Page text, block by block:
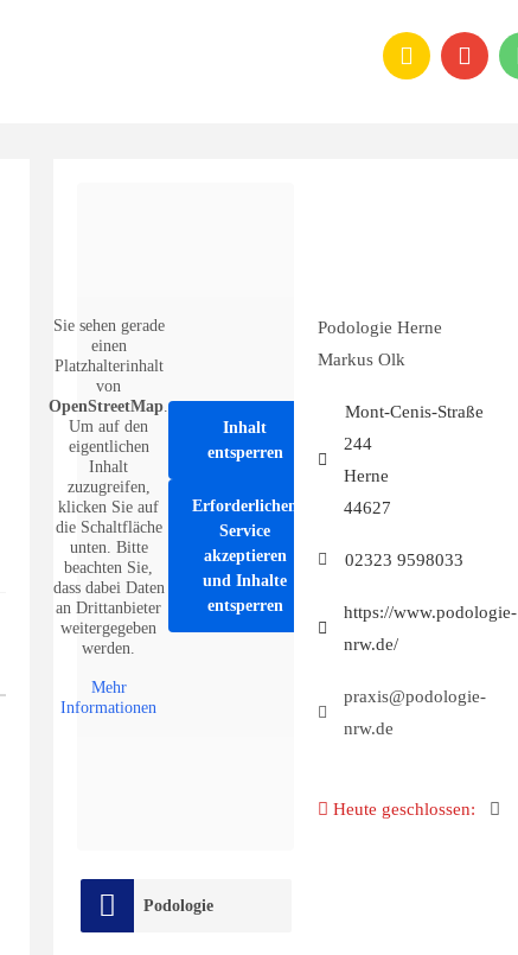
Sie sehen gerade
einen
Platzhalterinhalt
von
OpenStreetMap.
Um auf den
eigentlichen
Inhalt
zuzugreifen,
klicken Sie auf
die Schaltfläche
unten. Bitte
beachten Sie,
dass dabei Daten
an Drittanbieter
weitergegeben
werden.
Mehr
Informationen
Inhalt
entsperren
Erforderlichen
Service
akzeptieren
und Inhalte
entsperren
Podologie Herne
Markus Olk
Mont-Cenis-Straße
244
Herne
44627
02323 9598033
https://www.podologie-
nrw.de/
praxis@podologie-
nrw.de
Heute geschlossen:
Podologie